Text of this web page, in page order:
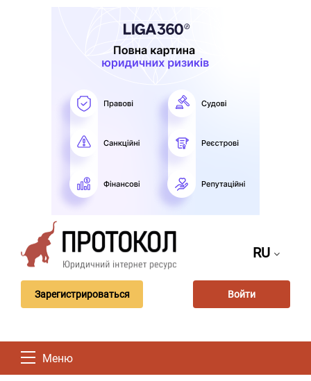
RU
Зарегистрироваться Войти
Меню